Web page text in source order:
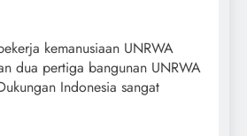
kemanusiaan UNRWA
dua pertiga bangunan UNRWA
Indonesia sangat